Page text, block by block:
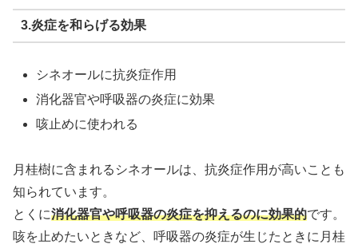
3.炎症を和らげる効果
シネオールに抗炎症作用
消化器官や呼吸器の炎症に効果
咳止めに使われる
月桂樹に含まれるシネオールは、抗炎症作用が高いことも
知られています。
とくに消化器官や呼吸器の炎症を抑えるのに効果的です。
咳を止めたいときなど、呼吸器の炎症が生じたときに月桂